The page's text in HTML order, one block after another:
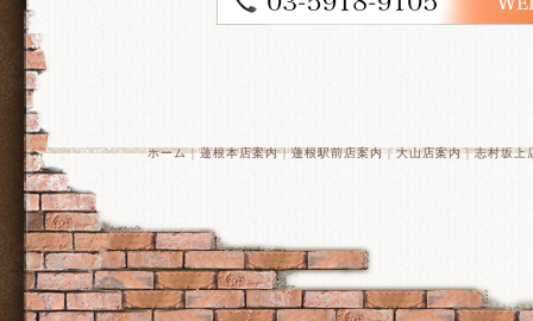
ホーム｜蓮根本店案内｜蓮根駅前店案内｜大山店案内｜志村坂上